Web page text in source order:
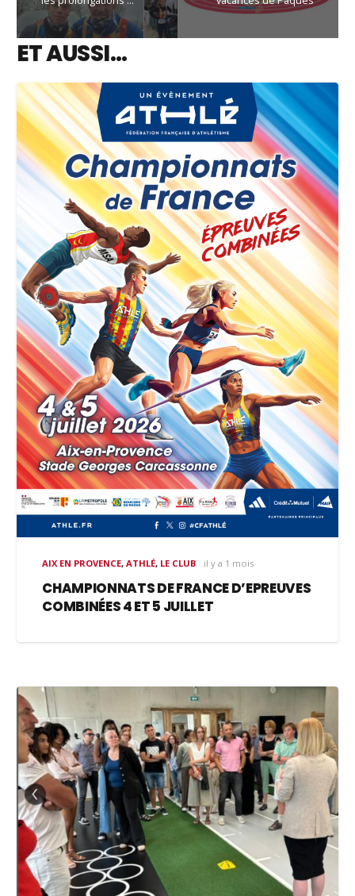
ET AUSSI…
AIX EN PROVENCE,ATHLÉ, LE CLUB il y a 1 mois
CHAMPIONNATS DE FRANCE D’EPREUVES
COMBINÉES 4 ET 5 JUILLET